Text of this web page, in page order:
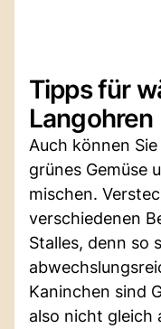
Tipps für
Langohren
Auch können
grünes Gemüse
mischen.
verschiedenen
Stalles, denn so
Kaninchen sind
also nicht gleich